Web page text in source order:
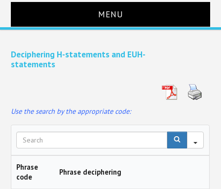
MENU
ABOUT REACH SECTOR
CONTACTS
Deciphering H-statements and EUH-
statements
Use the search by the appropriate code:
a
Phrase
code
Phrase deciphering